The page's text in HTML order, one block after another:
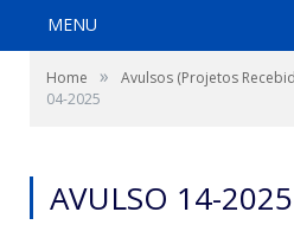
MENU
Home » Avulsos (Projetos
04-2025
AVULSO 14-